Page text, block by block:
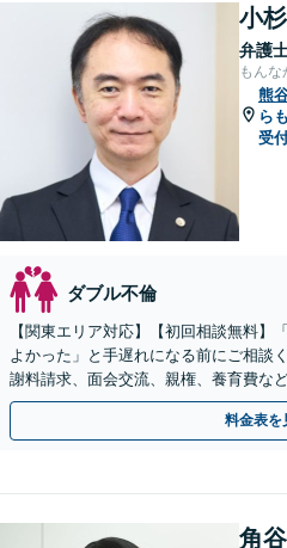
小
弁護
もん
熊
ら
受
ダブル不倫
【関東エリア対応】【初回相談無料】
よかった」と手遅れになる前にご相談
謝料請求、面会交流、親権、養育費な
ポートいたします【弁護士歴17年以上
料金表を
角